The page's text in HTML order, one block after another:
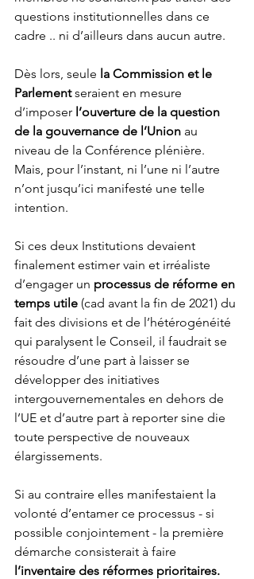
questions institutionnelles dans ce
cadre .. ni d’ailleurs dans aucun autre.
Dès lors, seule la Commission et le
Parlement seraient en mesure
d’imposer l’ouverture de la question
de la gouvernance de l’Union au
niveau de la Conférence plénière.
Mais, pour l’instant, ni l’une ni l’autre
n’ont jusqu’ici manifesté une telle
intention.
Si ces deux Institutions devaient
finalement estimer vain et irréaliste
d’engager un processus de réforme en
temps utile (cad avant la fin de 2021) du
fait des divisions et de l’hétérogénéité
qui paralysent le Conseil, il faudrait se
résoudre d’une part à laisser se
développer des initiatives
intergouvernementales en dehors de
l’UE et d’autre part à reporter sine die
toute perspective de nouveaux
élargissements.
Si au contraire elles manifestaient la
volonté d’entamer ce processus - si
possible conjointement - la première
démarche consisterait à faire
l’inventaire des réformes prioritaires.